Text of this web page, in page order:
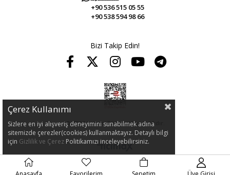
+90 536 515 05 55
+90 538 594 98 66
Bizi Takip Edin!
© 2024 Guitar. Tüm hakları saklıdır.
Çerez Kullanımı
Sizlere en iyi alışveriş deneyimini sunabilmek adına
sitemizde çerezler(cookies) kullanmaktayız. Detaylı bilgi
için Gizlilik ve Çerez Politikamızı inceleyebilirsiniz.